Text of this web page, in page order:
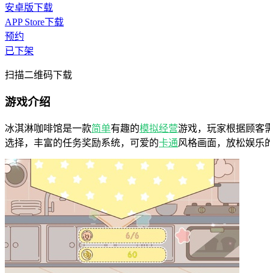
安卓版下载
APP Store下载
预约
已下架
扫描二维码下载
游戏介绍
冰淇淋咖啡馆是一款简单有趣的模拟经营游戏，玩家根据顾客
选择，丰富的任务奖励系统，可爱的卡通风格画面，放松娱乐